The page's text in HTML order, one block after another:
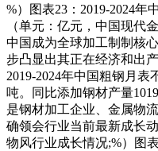
%）图表23：2019-2024年
（单元：亿元，中国现代
中国成为全球加工制制核
步凸显出其正在经济和出
2019-2024年中国粗钢月
吨。同比添加钢材产量
是钢材加工企业、金属物
确领会行业当前最新成长
物风行业成长情况;%）图